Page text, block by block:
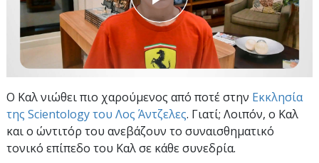
Ο Καλ νιώθει πιο χαρούμενος από ποτέ στην Εκκλησία
της Scientology του Λος Άντζελες. Γιατί; Λοιπόν, ο Καλ
και ο ώντιτόρ του ανεβάζουν το συναισθηματικό
τονικό επίπεδο του Καλ σε κάθε συνεδρία.